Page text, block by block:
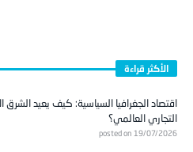
الأكثر قراءة
اقتصاد الجغرافيا السياسية: كيف يعيد
التجاري العالمي؟
posted on 19/07/2026